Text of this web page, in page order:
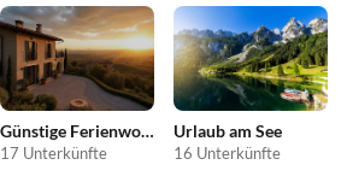
Günstige Ferienwohnungen
17 Unterkünfte
Urlaub am See
16 Unterkünfte